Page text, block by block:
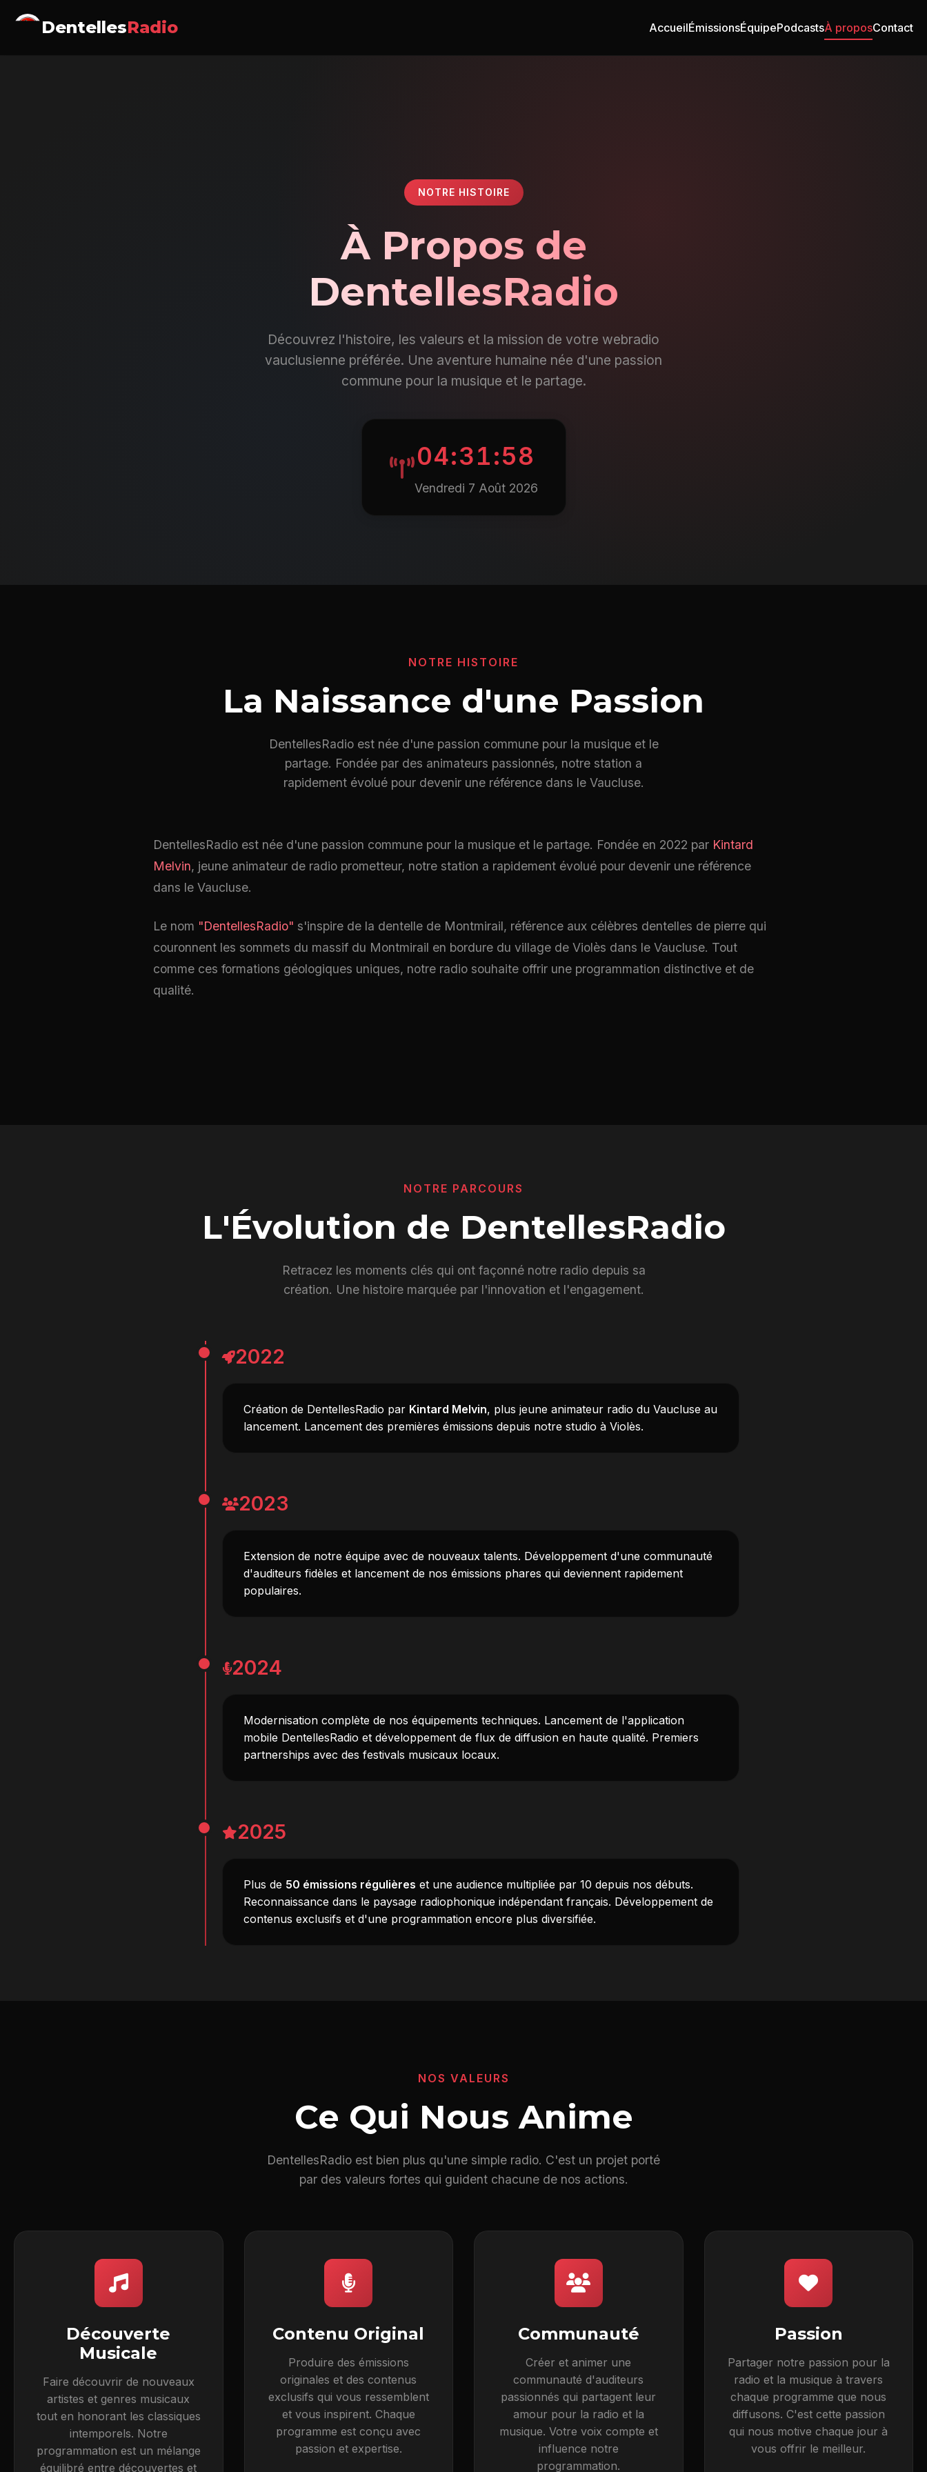
DentellesRadio AccueilÉmissionsÉquipePodcastsÀ proposContact
NOTRE HISTOIRE
À Propos de
DentellesRadio
Découvrez l'histoire, les valeurs et la mission de votre webradio
vauclusienne préférée. Une aventure humaine née d'une passion
commune pour la musique et le partage.
04:31:59
Vendredi 7 Août 2026
NOTRE HISTOIRE
La Naissance d'une Passion
DentellesRadio est née d'une passion commune pour la musique et le
partage. Fondée par des animateurs passionnés, notre station a
rapidement évolué pour devenir une référence dans le Vaucluse.
DentellesRadio est née d'une passion commune pour la musique et le partage. Fondée en 2022 par Kintard
Melvin, jeune animateur de radio prometteur, notre station a rapidement évolué pour devenir une référence
dans le Vaucluse.
Le nom "DentellesRadio" s'inspire de la dentelle de Montmirail, référence aux célèbres dentelles de pierre qui
couronnent les sommets du massif du Montmirail en bordure du village de Violès dans le Vaucluse. Tout
comme ces formations géologiques uniques, notre radio souhaite offrir une programmation distinctive et de
qualité.
NOTRE PARCOURS
L'Évolution de DentellesRadio
Retracez les moments clés qui ont façonné notre radio depuis sa
création. Une histoire marquée par l'innovation et l'engagement.
2022
Création de DentellesRadio par Kintard Melvin, plus jeune animateur radio du Vaucluse au
lancement. Lancement des premières émissions depuis notre studio à Violès.
2023
Extension de notre équipe avec de nouveaux talents. Développement d'une communauté
d'auditeurs fidèles et lancement de nos émissions phares qui deviennent rapidement
populaires.
2024
Modernisation complète de nos équipements techniques. Lancement de l'application
mobile DentellesRadio et développement de flux de diffusion en haute qualité. Premiers
partnerships avec des festivals musicaux locaux.
2025
Plus de 50 émissions régulières et une audience multipliée par 10 depuis nos débuts.
Reconnaissance dans le paysage radiophonique indépendant français. Développement de
contenus exclusifs et d'une programmation encore plus diversifiée.
NOS VALEURS
Ce Qui Nous Anime
DentellesRadio est bien plus qu'une simple radio. C'est un projet porté
par des valeurs fortes qui guident chacune de nos actions.
Découverte
Musicale
Faire découvrir de nouveaux
artistes et genres musicaux
tout en honorant les classiques
intemporels. Notre
programmation est un mélange
équilibré entre découvertes et
Contenu Original
Produire des émissions
originales et des contenus
exclusifs qui vous ressemblent
et vous inspirent. Chaque
programme est conçu avec
passion et expertise.
Communauté
Créer et animer une
communauté d'auditeurs
passionnés qui partagent leur
amour pour la radio et la
musique. Votre voix compte et
influence notre
programmation.
Passion
Partager notre passion pour la
radio et la musique à travers
chaque programme que nous
diffusons. C'est cette passion
qui nous motive chaque jour à
vous offrir le meilleur.